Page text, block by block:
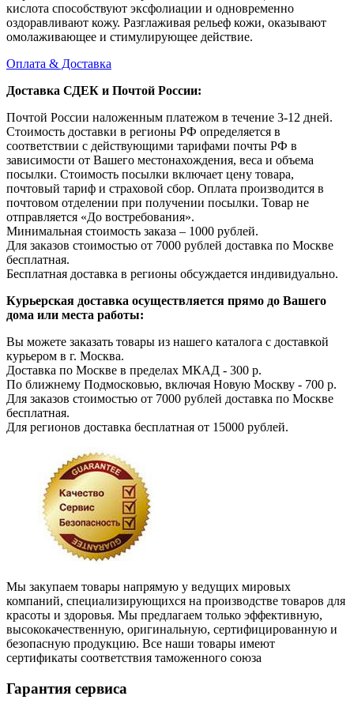
кислота способствуют эксфолиации и одновременно
оздоравливают кожу. Разглаживая рельеф кожи, оказывают
омолаживающее и стимулирующее действие.
Оплата & Доставка
Доставка СДЕК и Почтой России:
Почтой России наложенным платежом в течение 3-12 дней.
Стоимость доставки в регионы РФ определяется в
соответствии с действующими тарифами почты РФ в
зависимости от Вашего местонахождения, веса и объема
посылки. Стоимость посылки включает цену товара,
почтовый тариф и страховой сбор. Оплата производится в
почтовом отделении при получении посылки. Товар не
отправляется «До востребования».
Минимальная стоимость заказа – 1000 рублей.
Для заказов стоимостью от 7000 рублей доставка по Москве
бесплатная.
Бесплатная доставка в регионы обсуждается индивидуально.
Курьерская доставка осуществляется прямо до Вашего
дома или места работы:
Вы можете заказать товары из нашего каталога с доставкой
курьером в г. Москва.
Доставка по Москве в пределах МКАД - 300 р.
По ближнему Подмосковью, включая Новую Москву - 700 р.
Для заказов стоимостью от 7000 рублей доставка по Москве
бесплатная.
Для регионов доставка бесплатная от 15000 рублей.
Мы закупаем товары напрямую у ведущих мировых
компаний, специализирующихся на производстве товаров для
красоты и здоровья. Мы предлагаем только эффективную,
высококачественную, оригинальную, сертифицированную и
безопасную продукцию. Все наши товары имеют
сертификаты соответствия таможенного союза
Гарантия сервиса